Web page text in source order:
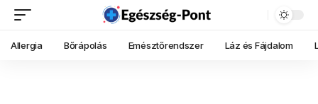
Allergia Bőrápolás Emésztőrendszer Láz és Fájdalom